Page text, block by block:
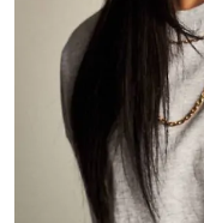
#SPORTS